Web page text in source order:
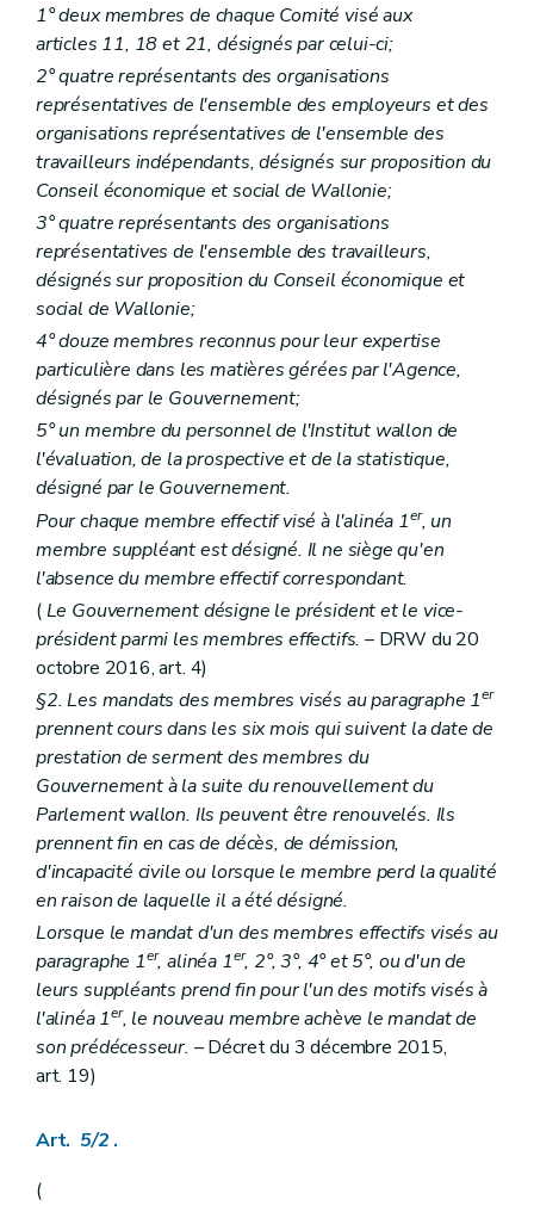
Section 3 Mesures d'adaptation
Art. 266
Section 4 Mesures d'intégration
Art. 267
Art. 268
Art. 269
Art. 270
Chapitre II ( Des bénéficiaires, agréments et subventions dans le cadre de la politique d'intégration des personnes handicapées
Section 1re
(...)
Art. 271
Art. 272
Section...
(...)
Art. 273
Art. 274
Section1re
Bénéficiaires
Art. 275
Art. 276
Art. 277
Art. 278
Art. 279
Art. 280
Art. 281
Section 2
Agrément, subventionnement et conventions
Art. 282
Art. 283
Art. 284
Art. 285
Art. 286
Art. 287
Art. 288
Art. 289
Section...
(...)
Art. 290 à 302
Section...
(...)
Art. 303 à 307
Section ...
(...)
Art. 308 à 314
Chapitre
III
Surveillance
Art. 315
Art. 316
Art. 317
Art. 318
Art. 319
Art. 320
ChapitreIV
Associations de personnes handicapées
Art. 321
1° deux membres de chaque Comité visé aux
articles 11, 18 et 21, désignés par celui-ci;
2° quatre représentants des organisations
représentatives de l'ensemble des employeurs et des
organisations représentatives de l'ensemble des
travailleurs indépendants, désignés sur proposition du
Conseil économique et social de Wallonie;
3° quatre représentants des organisations
représentatives de l'ensemble des travailleurs,
désignés sur proposition du Conseil économique et
social de Wallonie;
4° douze membres reconnus pour leur expertise
particulière dans les matières gérées par l'Agence,
désignés par le Gouvernement;
5° un membre du personnel de l'Institut wallon de
l'évaluation, de la prospective et de la statistique,
désigné par le Gouvernement.
Pour chaque membre effectif visé à l'alinéa 1er, un
membre suppléant est désigné. Il ne siège qu'en
l'absence du membre effectif correspondant.
(Le Gouvernement désigne le président et le vice-
président parmi les membres effectifs. – DRW du 20
octobre 2016, art. 4)
§2. Les mandats des membres visés au paragraphe 1er
prennent cours dans les six mois qui suivent la date de
prestation de serment des membres du
Gouvernement à la suite du renouvellement du
Parlement wallon. Ils peuvent être renouvelés. Ils
prennent fin en cas de décès, de démission,
d'incapacité civile ou lorsque le membre perd la qualité
en raison de laquelle il a été désigné.
Lorsque le mandat d'un des membres effectifs visés au
paragraphe 1er, alinéa 1er, 2°, 3°, 4° et 5°, ou d'un de
leurs suppléants prend fin pour l'un des motifs visés à
l'alinéa 1er, le nouveau membre achève le mandat de
son prédécesseur. – Décret du 3 décembre 2015,
art. 19)
Art. 5/2 .
(